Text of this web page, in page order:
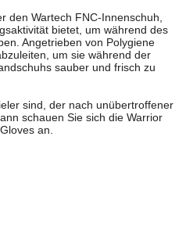
den Wartech FNC-Innenschuh,
bietet, um während des
Angetrieben von Polygiene
um sie während der
sauber und frisch zu
sind, der nach unübertroffener
schauen Sie sich die Warrior
an.